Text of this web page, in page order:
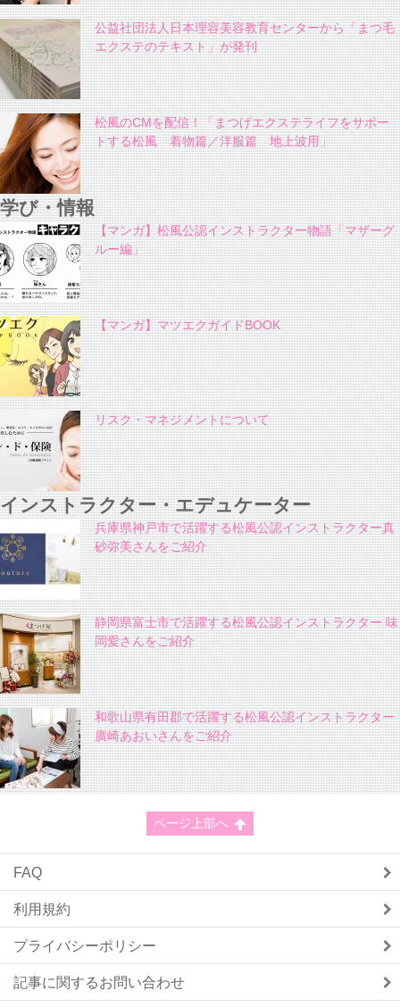
公益社団法人日本理容美容教育センターから「まつ毛
エクステのテキスト」が発刊
松風のCMを配信！「まつげエクステライフをサポー
トする松風 着物篇／洋服篇 地上波用」
学び・情報
【マンガ】松風公認インストラクター物語「マザーグ
ルー編」
【マンガ】マツエクガイドBOOK
リスク・マネジメントについて
インストラクター・エデュケーター
兵庫県神戸市で活躍する松風公認インストラクター真
砂弥美さんをご紹介
静岡県富士市で活躍する松風公認インストラクター 味
岡愛さんをご紹介
和歌山県有田郡で活躍する松風公認インストラクター
廣崎あおいさんをご紹介
ページ上部へ
FAQ
利用規約
プライバシーポリシー
記事に関するお問い合わせ